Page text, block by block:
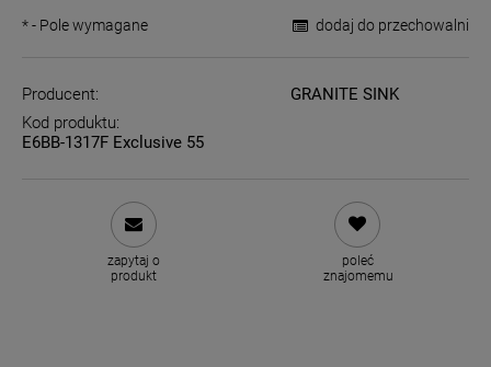
dodaj do przechowalni
*- Pole wymagane
Producent:
GRANITE SINK
Kod produktu:
E6BB-1317F Exclusive 55
zapytaj o
produkt
poleć
znajomemu